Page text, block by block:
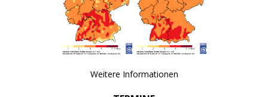
Weitere Informationen